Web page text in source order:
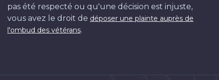
pas été respecté ou qu'une décision est injuste,
vous avez le droit de déposer une plainte auprès de
l'ombud des vétérans.